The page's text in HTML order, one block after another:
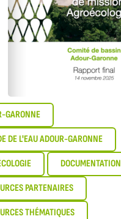
GARONNE
DE L'EAU ADOUR-GARONNE
DOCUMENTATION
PARTENAIRES
THÉMATIQUES